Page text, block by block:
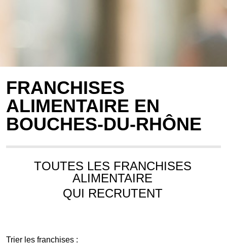
FRANCHISES
ALIMENTAIRE EN
BOUCHES-DU-RHÔNE
TOUTES LES FRANCHISES
ALIMENTAIRE
QUI RECRUTENT
Trier les franchises :